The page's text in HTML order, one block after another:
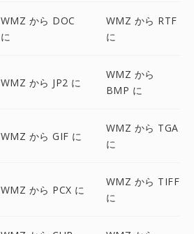
WMZ から DOC
に
WMZ から RTF
に
WMZ から JP2 に
WMZ から
BMP に
WMZ から GIF に
WMZ から TGA
に
WMZ から PCX に
WMZ から TIFF
に